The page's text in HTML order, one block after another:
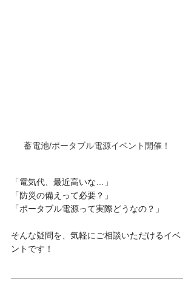
蓄電池/ポータブル電源イベント開催！
「電気代、最近高いな…」
「防災の備えって必要？」
「ポータブル電源って実際どうなの？」
そんな疑問を、気軽にご相談いただけるイベ
ントです！